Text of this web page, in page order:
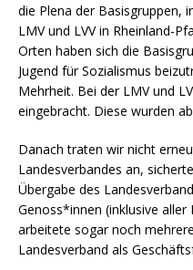
die Plena der Basisgruppen,
LMV und LVV in Rheinland-
Orten haben sich die
Jugend für Sozialismus
Mehrheit. Bei der LMV und
eingebracht. Diese wurden
Danach traten wir nicht
Landesverbandes an,
Übergabe des
Genoss*innen (inklusive aller
arbeitete sogar noch
Landesverband als